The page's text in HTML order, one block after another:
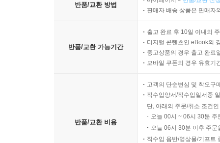
반품/교환 방법
판매자 배송 상품은 판매자
반품/교환 가능기간
출고 완료 후 10일 이내의
디지털 콘텐츠인 eBook의
중고상품의 경우 출고 완료
모바일 쿠폰의 경우 유효기
반품/교환 비용
고객의 단순변심 및 착오구
직수입양서/직수입일서중
단, 아래의 주문/취소 조건
오늘 00시 ~ 06시 30분
오늘 06시 30분 이후 주
직수입 음반/영상물/기프트